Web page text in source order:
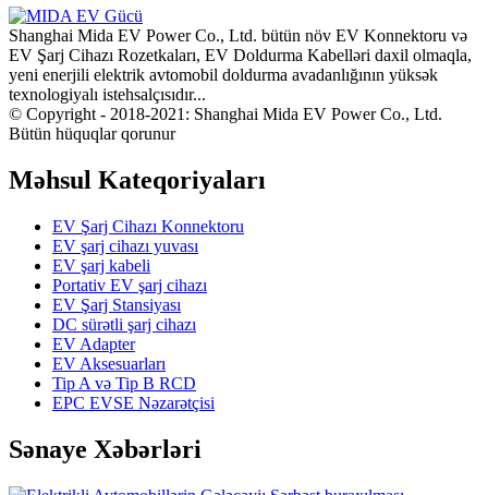
Shanghai Mida EV Power Co., Ltd. bütün növ EV Konnektoru və
EV Şarj Cihazı Rozetkaları, EV Doldurma Kabelləri daxil olmaqla,
yeni enerjili elektrik avtomobil doldurma avadanlığının yüksək
texnologiyalı istehsalçısıdır...
© Copyright - 2018-2021: Shanghai Mida EV Power Co., Ltd.
Bütün hüquqlar qorunur
Məhsul Kateqoriyaları
EV Şarj Cihazı Konnektoru
EV şarj cihazı yuvası
EV şarj kabeli
Portativ EV şarj cihazı
EV Şarj Stansiyası
DC sürətli şarj cihazı
EV Adapter
EV Aksesuarları
Tip A və Tip B RCD
EPC EVSE Nəzarətçisi
Sənaye Xəbərləri